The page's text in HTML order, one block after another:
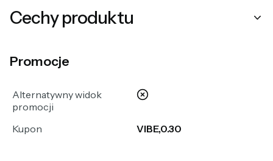
Cechy produktu
Promocje
Alternatywny widok
promocji
nie
Kupon VIBE,0.30